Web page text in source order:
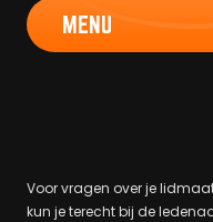
Voor vragen over je
kun je terecht bij de